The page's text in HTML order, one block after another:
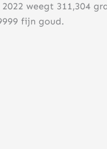
weegt 311,304
fijn goud.